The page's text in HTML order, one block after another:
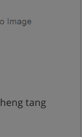
tang